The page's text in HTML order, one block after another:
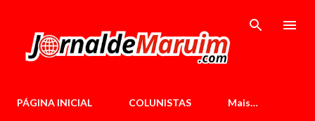
PÁGINA INICIAL COLUNISTAS Mais…